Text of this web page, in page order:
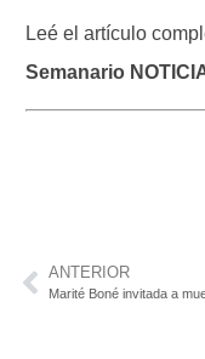
Leé el artículo
Semanario
ANTERIOR